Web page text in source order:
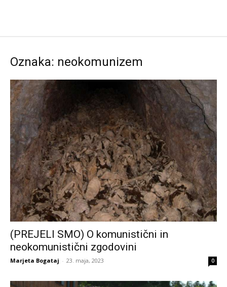
Oznaka: neokomunizem
(PREJELI SMO) O komunistični in
neokomunistični zgodovini
Marjeta Bogataj - 23. maja, 2023 0